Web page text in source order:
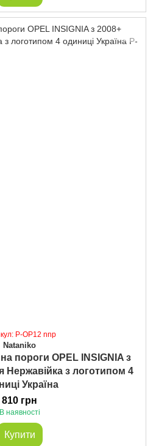
P-OP12 nnp
Nataniko
пороги OPEL INSIGNIA з
Нержавійка з логотипом 4
Україна
810 грн
В наявності
Купити